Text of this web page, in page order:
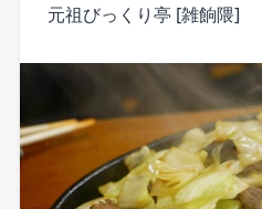
元祖びっくり亭 [雑餉隈]